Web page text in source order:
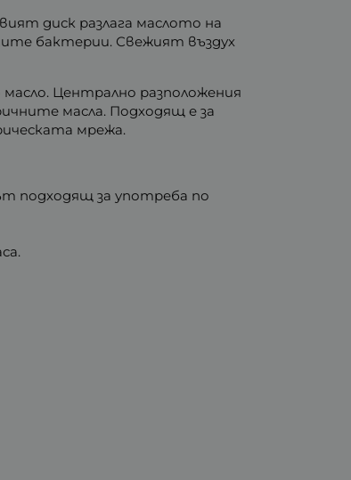
диск разлага маслото на
бактерии. Свежият въздух
Централно разположения
масла. Подходящ е за
мрежа.
подходящ за употреба по